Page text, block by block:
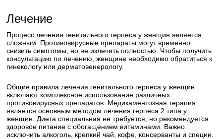
Лечение
Процесс лечения генитального герпеса у женщин является
сложным. Противовирусные препараты могут временно
снизить симптомы, но не излечить полностью. Чтобы получить
консультацию по лечению, женщине необходимо обратиться к
гинекологу или дерматовенерологу.
Общие правила лечения генитального герпеса у женщин
включают комплексное использование различных
противовирусных препаратов. Медикаментозная терапия
является основным методом лечения герпеса 2 типа у
женщин. Диета специальная не требуется, но рекомендуется
здоровое питание с обогащением витаминами. Важно
исключить алкоголь, крепкий чай, кофе, консерванты и специи.